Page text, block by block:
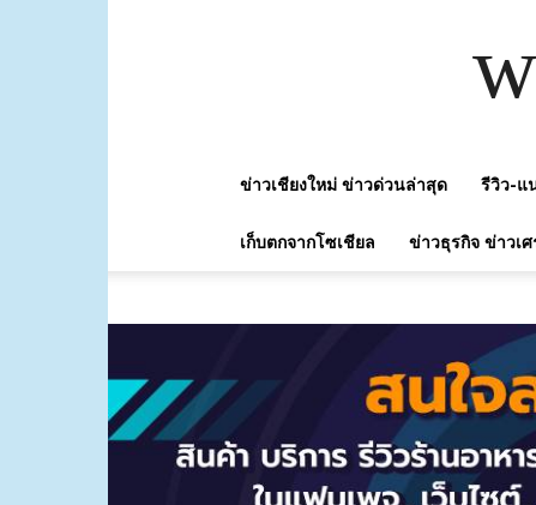
ข่าวเชียงใหม่ ข่าวด่วนล่าสุด รีวิว-แ
เก็บตกจากโซเชียล ข่าวธุรกิจ ข่าวเ